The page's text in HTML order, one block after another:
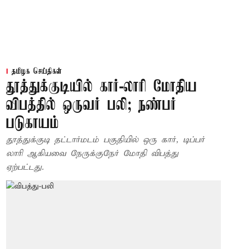
தமிழக செய்திகள்
தூத்துக்குடியில் கார்-லாரி மோதிய
விபத்தில் ஒருவர் பலி; நண்பர்
படுகாயம்
தூத்துக்குடி தட்டார்மடம் பகுதியில் ஒரு கார், டிப்பர்
லாரி ஆகியவை நேருக்குநேர் மோதி விபத்து
ஏற்பட்டது.